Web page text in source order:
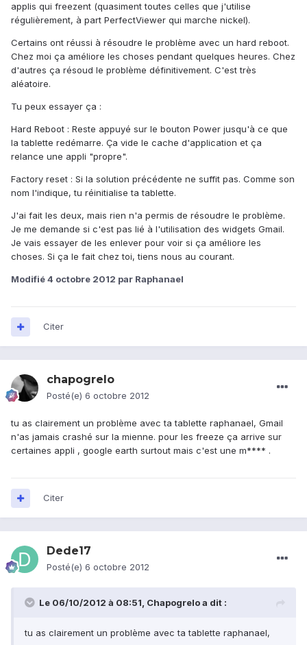
applis qui freezent (quasiment toutes celles que j'utilise
régulièrement, à part PerfectViewer qui marche nickel).
Certains ont réussi à résoudre le problème avec un hard reboot.
Chez moi ça améliore les choses pendant quelques heures. Chez
d'autres ça résoud le problème définitivement. C'est très
aléatoire.
Tu peux essayer ça :
Hard Reboot : Reste appuyé sur le bouton Power jusqu'à ce que
la tablette redémarre. Ça vide le cache d'application et ça
relance une appli "propre".
Factory reset : Si la solution précédente ne suffit pas. Comme son
nom l'indique, tu réinitialise ta tablette.
J'ai fait les deux, mais rien n'a permis de résoudre le problème.
Je me demande si c'est pas lié à l'utilisation des widgets Gmail.
Je vais essayer de les enlever pour voir si ça améliore les
choses. Si ça le fait chez toi, tiens nous au courant.
Modifié4 octobre 2012 par Raphanael
Citer
chapogrelo
Posté(e) 6 octobre 2012
tu as clairement un problème avec ta tablette raphanael, Gmail
n'as jamais crashé sur la mienne. pour les freeze ça arrive sur
certaines appli , google earth surtout mais c'est une m**** .
Citer
Dede17
Posté(e) 6 octobre 2012
Le 06/10/2012 à 08:51, Chapogrelo a dit :
tu as clairement un problème avec ta tablette raphanael,